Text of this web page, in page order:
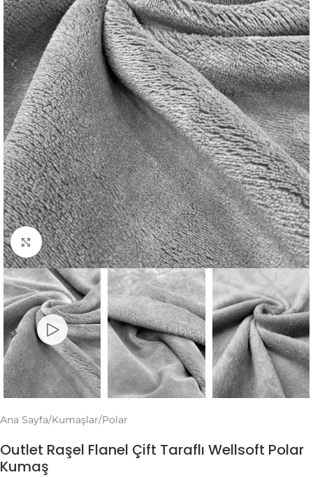
Büyütmek için tıklayın
Ana Sayfa/Kumaşlar/Polar
Outlet Raşel Flanel Çift Taraflı Wellsoft Polar
Kumaş